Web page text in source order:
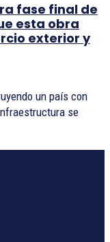
fase final de
esta obra
exterior y
un país con
se